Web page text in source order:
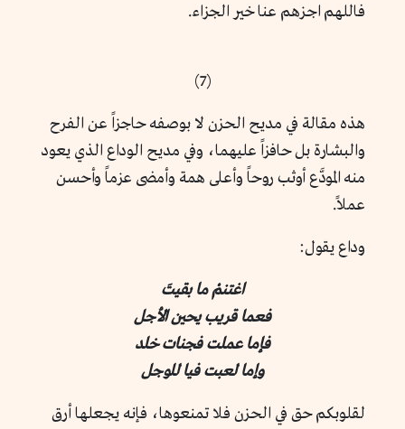
فاللهم اجزهم عنا خير الجزاء.
(7)
هذه مقالة في مديح الحزن لا بوصفه حاجزاً عن الفرح
والبشارة بل حافزاً عليهما، وفي مديح الوداع الذي يعود
منه المودَّع أوثب روحاً وأعلى همة وأمضى عزماً وأحسن
عملاً.
وداع يقول:
اغتنمْ ما بقيتَ
فعما قريب يحين الأجل
فإما عملت فجنات خلد
وإما لعبت فيا للوجل
لقلوبكم حق في الحزن فلا تمنعوها، فإنه يجعلها أرق